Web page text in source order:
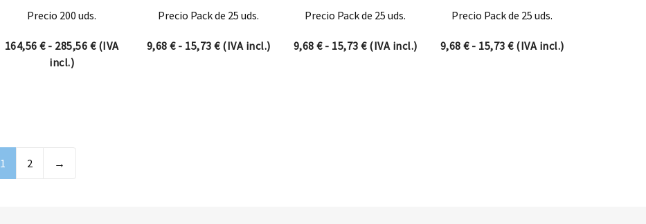
Precio 200 uds.
164,56€ - 285,56 €Rango de precios: desde 164,56 € hasta 285,56 €
(IVA
incl.)
Precio Pack de 25 uds.
9,68€ - 15,73€Rango de precios: desde 9,68 € hasta 15,73 €
(IVA incl.)
Precio Pack de 25 uds.
9,68€ - 15,73€Rango de precios: desde 9,68 € hasta 15,73 €
(IVA incl.)
Precio Pack de 25 uds.
9,68€ - 15,73€Rango de precios: desde
(IVA incl.)
1 2 →